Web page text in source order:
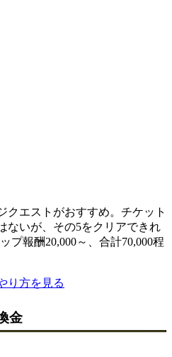
クエストがおすすめ。チケット
ないが、その5をクリアできれ
プ報酬20,000～、合計70,000程
り方を見る
金